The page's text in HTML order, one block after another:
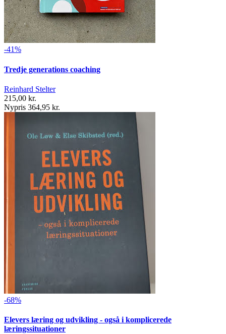
-41%
Tredje generations coaching
Reinhard Stelter
215,00 kr.
Nypris 364,95 kr.
-68%
Elevers læring og udvikling - også i komplicerede
læringssituationer